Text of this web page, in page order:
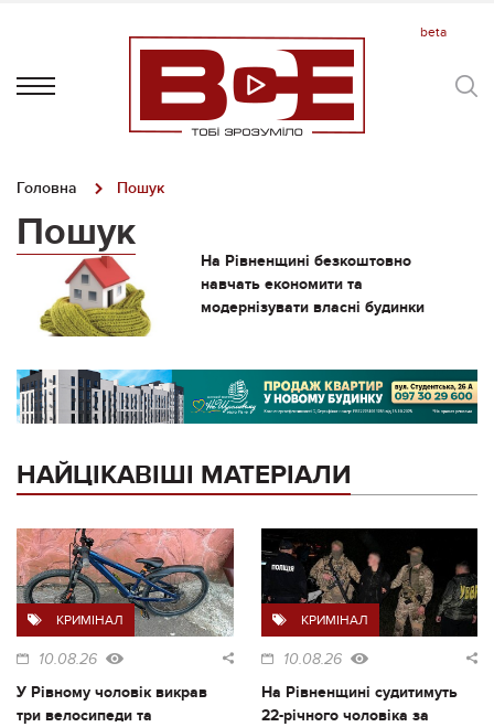
Головна Пошук
Пошук
На Рівненщині безкоштовно
навчать економити та
модернізувати власні будинки
НАЙЦІКАВІШІ МАТЕРІАЛИ
КРИМІНАЛ
10.08.26
У Рівному чоловік викрав
три велосипеди та
КРИМІНАЛ
10.08.26
На Рівненщині судитимуть
22-річного чоловіка за